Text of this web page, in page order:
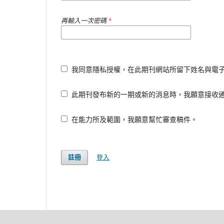
再輸入一次密碼*
我同意隱私授權，在此期刊網站所留下姓名與電
此期刊發布新的一期或新的消息時，我願意接收
在能力所及範圍，我願意幫忙審查稿件。
註冊 登入